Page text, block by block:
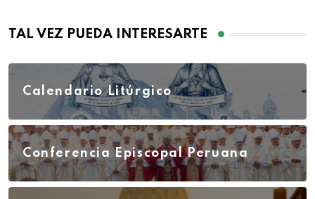
TAL VEZ PUEDA INTERESARTE
Calendario Litúrgico
Conferencia Episcopal Peruana